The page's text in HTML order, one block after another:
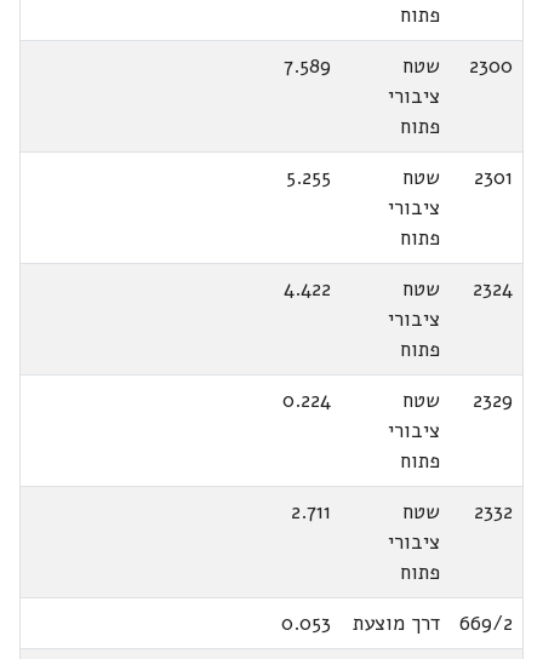
פתוח
2300
שטח
ציבורי
פתוח
7.589
2301
שטח
ציבורי
פתוח
5.255
2324
שטח
ציבורי
פתוח
4.422
2329
שטח
ציבורי
פתוח
0.224
2332
שטח
ציבורי
פתוח
2.711
669/2 דרך מוצעת
0.053